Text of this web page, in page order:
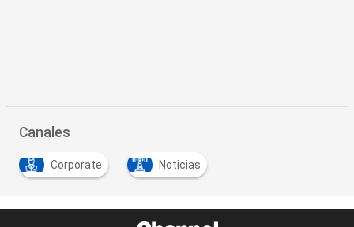
Canales
Corporate Noticias